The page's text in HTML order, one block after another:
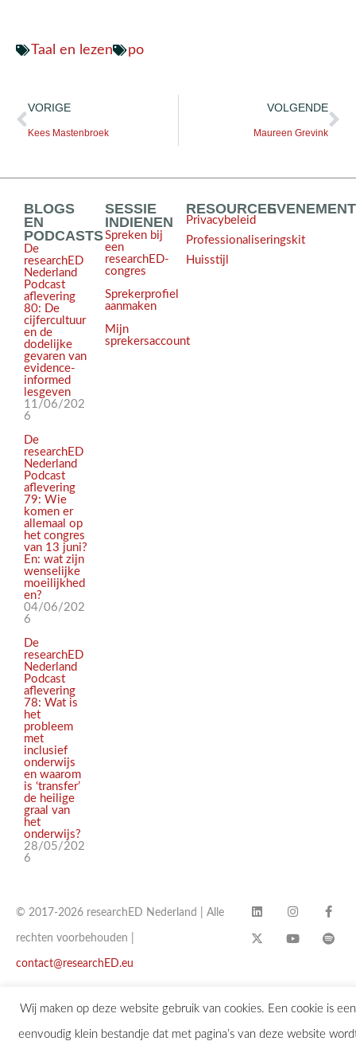
Taal en lezen po
VORIGE
Kees Mastenbroek
VOLGENDE
Maureen Grevink
BLOGS
EN
PODCASTS
De
researchED
Nederland
Podcast
aflevering
80: De
cijfercultuur
en de
dodelijke
gevaren van
evidence-
informed
lesgeven
11/06/202
6
De
researchED
Nederland
Podcast
aflevering
79: Wie
komen er
allemaal op
het congres
van 13 juni?
En: wat zijn
wenselijke
moeilijkhed
en?
04/06/202
6
De
researchED
Nederland
Podcast
aflevering
78: Wat is
het
probleem
met
inclusief
onderwijs
en waarom
is ‘transfer’
de heilige
graal van
het
onderwijs?
28/05/202
6
SESSIE
INDIENEN
Spreken bij
een
researchED-
congres
Sprekerprofiel
aanmaken
Mijn
sprekersaccount
RESOURCES
Privacybeleid
Professionaliseringskit
Huisstijl
© 2017-2026 researchED Nederland | Alle
rechten voorbehouden |
contact@researchED.eu
Wij maken op deze website gebruik van cookies. Een cookie is een
eenvoudig klein bestandje dat met pagina’s van deze website